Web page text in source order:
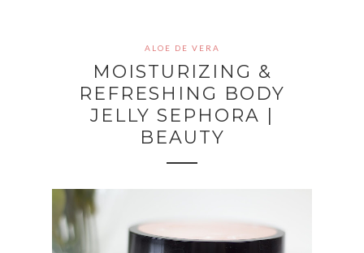
ALOE DE VERA
MOISTURIZING &
REFRESHING BODY
JELLY SEPHORA |
BEAUTY